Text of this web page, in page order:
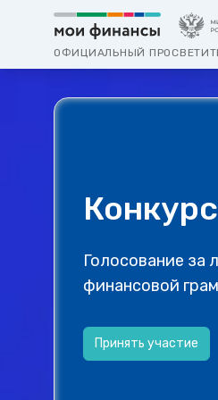
ОФИЦИАЛЬНЫЙ
Голосование за
финансовой
Принять участие